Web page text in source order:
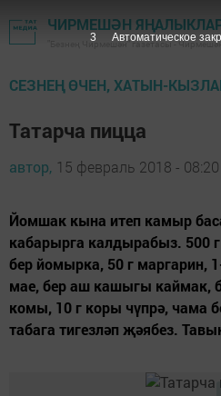
ЧИРМЕШӘН
"Безнең Чирмешән" газетасы -
СЕЗНЕҢ ӨЧЕН, ХАТЫН-
Татарча пицца
автор, 15 февраль 2018 - 08:20
Йомшак кына итеп камыр
кабарырга калдырабыз. 500
бер йомырка, 50 г
мае, бер аш кашыгы каймак,
комы, 10 г коры чүпрә, чама
табага тигезләп җәябез.
2 Автоматическое